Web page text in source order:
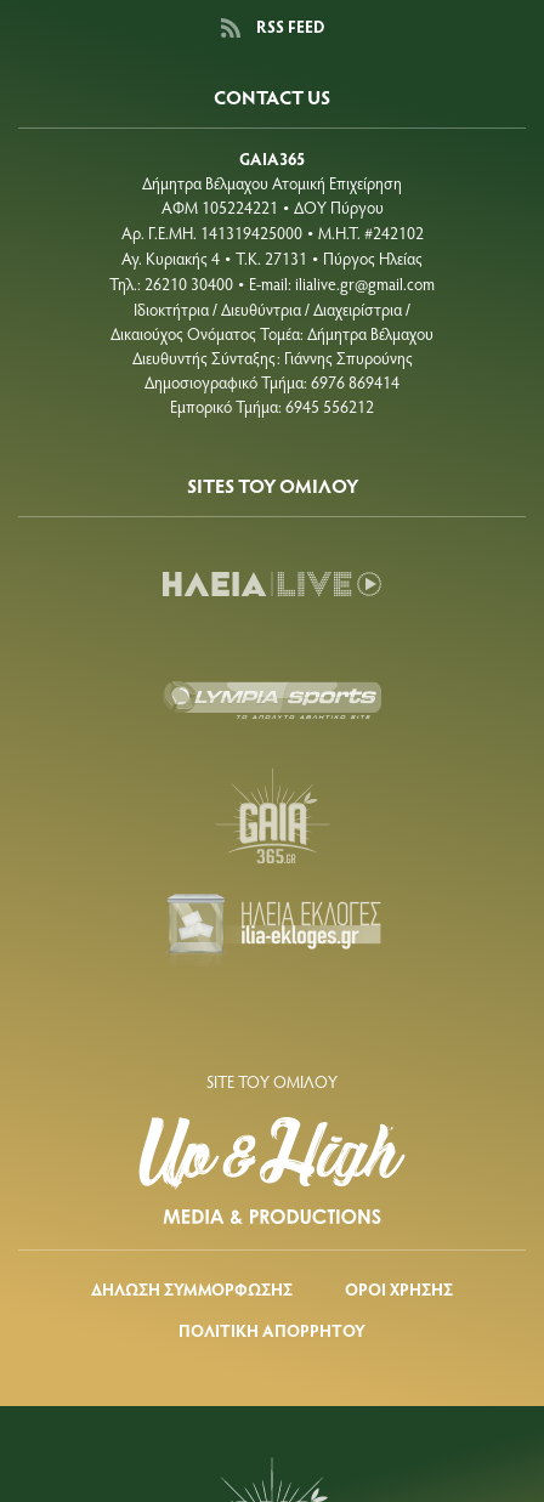
RSS FEED
CONTACT US
GAIA365
Δήμητρα Βέλμαχου Ατομική Επιχείρηση
ΑΦΜ 105224221 • ΔΟΥ Πύργου
Aρ. Γ.Ε.ΜΗ. 141319425000 • Μ.Η.Τ. #242102
Αγ. Κυριακής 4 • Τ.Κ. 27131 • Πύργος Ηλείας
Τηλ.: 26210 30400 • E-mail: ilialive.gr@gmail.com
Ιδιοκτήτρια / Διευθύντρια / Διαχειρίστρια /
Δικαιούχος Ονόματος Τομέα: Δήμητρα Βέλμαχου
Διευθυντής Σύνταξης: Γιάννης Σπυρούνης
Δημοσιογραφικό Τμήμα: 6976 869414
Εμπορικό Τμήμα: 6945 556212
SITES ΤΟΥ ΟΜΙΛΟΥ
SITE ΤΟΥ ΟΜΙΛΟΥ
ΔΗΛΩΣΗ ΣΥΜΜΟΡΦΩΣΗΣ
ΟΡΟΙ ΧΡΗΣΗΣ
ΠΟΛΙΤΙΚΗ ΑΠΟΡΡΗΤΟΥ